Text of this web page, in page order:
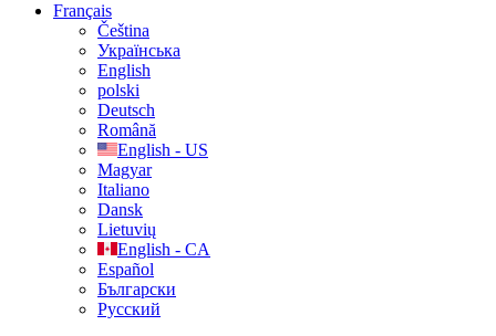
Français
Čeština
Українська
English
polski
Deutsch
Română
English - US
Magyar
Italiano
Dansk
Lietuvių
English - CA
Español
Български
Русский